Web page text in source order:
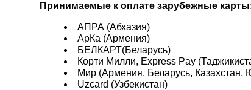
Принимаемые к оплате зарубежные
АПРА (Абхазия)
АрКа (Армения)
БЕЛКАРТ(Беларусь)
Корти Милли, Express Pay
Мир (Армения, Беларусь, Казахстан,
Uzcard (Узбекистан)